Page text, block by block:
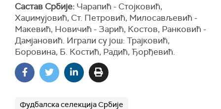
Састав Србије: Чарапић - Стојковић,
Хаџимујовић, Ст. Петровић, Милосављевић -
Макевић, Новичић - Зарић, Костов, Ранковић -
Дамјановић. Играли су још: Трајковић,
Боровина, Б. Костић, Радић, Ђорђевић.
Фудбалска селекција Србије